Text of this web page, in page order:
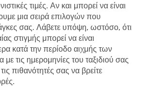
τιμές. Αν και μπορεί να είναι
μια σειρά επιλογών που
σας. Λάβετε υπόψη, ωστόσο, ότι
στιγμής μπορεί να είναι
κατά την περίοδο αιχμής των
με τις ημερομηνίες του ταξιδιού σας
πιθανότητές σας να βρείτε